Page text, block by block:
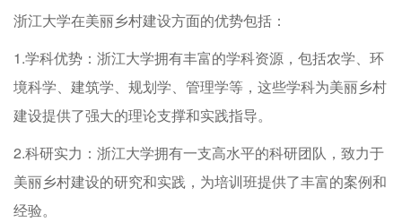
浙江大学在美丽乡村建设方面的优势包括：
1.学科优势：浙江大学拥有丰富的学科资源，包括农学、环
境科学、建筑学、规划学、管理学等，这些学科为美丽乡村
建设提供了强大的理论支撑和实践指导。
2.科研实力：浙江大学拥有一支高水平的科研团队，致力于
美丽乡村建设的研究和实践，为培训班提供了丰富的案例和
经验。